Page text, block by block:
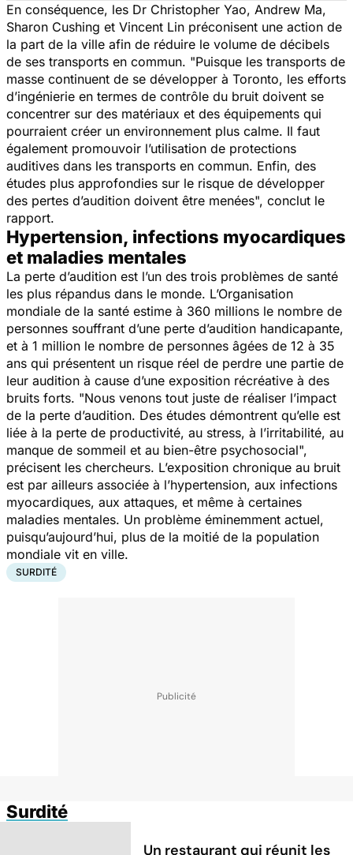
En conséquence, les Dr Christopher Yao, Andrew Ma,
Sharon Cushing et Vincent Lin préconisent une action de
la part de la ville afin de réduire le volume de décibels
de ses transports en commun. "Puisque les transports de
masse continuent de se développer à Toronto, les efforts
d’ingénierie en termes de contrôle du bruit doivent se
concentrer sur des matériaux et des équipements qui
pourraient créer un environnement plus calme. Il faut
également promouvoir l’utilisation de protections
auditives dans les transports en commun. Enfin, des
études plus approfondies sur le risque de développer
des pertes d’audition doivent être menées", conclut le
rapport.
Hypertension, infections myocardiques
et maladies mentales
La perte d’audition est l’un des trois problèmes de santé
les plus répandus dans le monde. L’Organisation
mondiale de la santé estime à 360 millions le nombre de
personnes souffrant d’une perte d’audition handicapante,
et à 1 million le nombre de personnes âgées de 12 à 35
ans qui présentent un risque réel de perdre une partie de
leur audition à cause d’une exposition récréative à des
bruits forts. "Nous venons tout juste de réaliser l’impact
de la perte d’audition. Des études démontrent qu’elle est
liée à la perte de productivité, au stress, à l’irritabilité, au
manque de sommeil et au bien-être psychosocial",
précisent les chercheurs. L’exposition chronique au bruit
est par ailleurs associée à l’hypertension, aux infections
myocardiques, aux attaques, et même à certaines
maladies mentales. Un problème éminemment actuel,
puisqu’aujourd’hui, plus de la moitié de la population
mondiale vit en ville.
SURDITÉ
Surdité
Un restaurant qui réunit les